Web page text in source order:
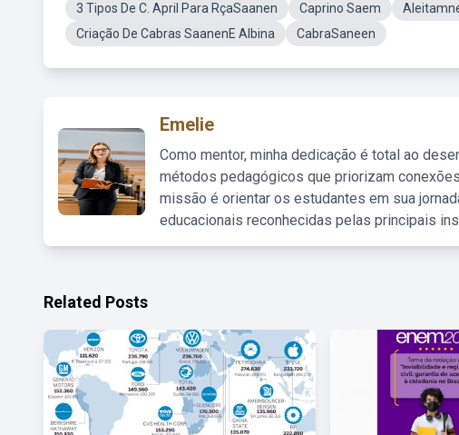
3 Tipos De C. April Para RçaSaanen
Caprino Saem
Criação De Cabras SaanenE Albina
CabraSaneen
Emelie
Como mentor, minha dedicação é total ao
métodos pedagógicos que priorizam
missão é orientar os estudantes em sua
educacionais reconhecidas pelas principais
Related Posts